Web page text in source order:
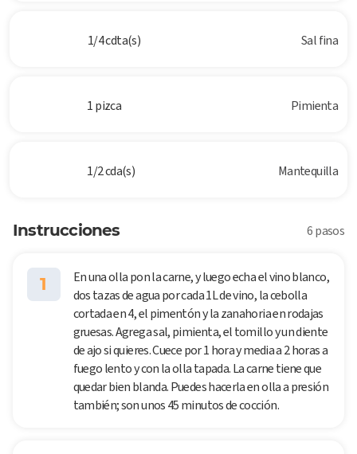
1/4 cdta(s) Sal fina
1 pizca Pimienta
1/2 cda(s) Mantequilla
Instrucciones 6 pasos
1
En una olla pon la carne, y luego echa el vino blanco,
dos tazas de agua por cada 1L de vino, la cebolla
cortada en 4, el pimentón y la zanahoria en rodajas
gruesas. Agrega sal, pimienta, el tomillo y un diente
de ajo si quieres. Cuece por 1 hora y media a 2 horas a
fuego lento y con la olla tapada. La carne tiene que
quedar bien blanda. Puedes hacerla en olla a presión
también; son unos 45 minutos de cocción.